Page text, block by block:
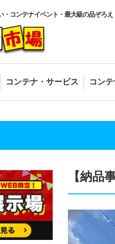
・コンテナイベント・最大級の品ぞろえ
コンテナ・サービス コン
【納品